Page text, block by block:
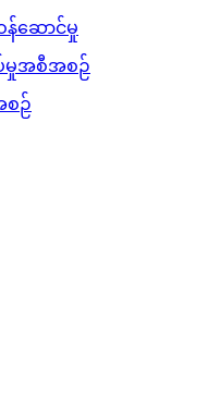
ဆောင်မှု
ပ်မှုအစီအစဉ်
စဉ်